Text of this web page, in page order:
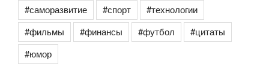
#саморазвитие
#спорт
#технологии
#фильмы
#финансы #футбол
#цитаты
#юмор